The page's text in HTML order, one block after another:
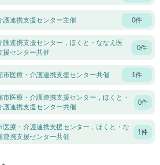
護連携支援センター主催 0件
護連携支援センター，ほくと・ななえ医
援センター共催
0件
市医療・介護連携支援センター共催 1件
市医療・介護連携支援センター，ほくと・
護連携支援センター共催
0件
医療・介護連携支援センター，ほくと・な
連携支援センター共催
1件